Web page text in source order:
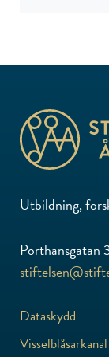
Utbildning,
Dataskydd
Visselblåsarkanal